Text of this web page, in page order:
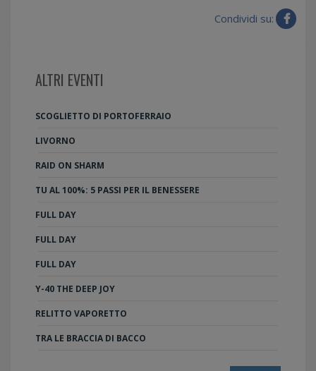
Condividi su:
ALTRI EVENTI
SCOGLIETTO DI PORTOFERRAIO
LIVORNO
RAID ON SHARM
TU AL 100%: 5 PASSI PER IL BENESSERE
FULL DAY
FULL DAY
FULL DAY
Y-40 THE DEEP JOY
RELITTO VAPORETTO
TRA LE BRACCIA DI BACCO